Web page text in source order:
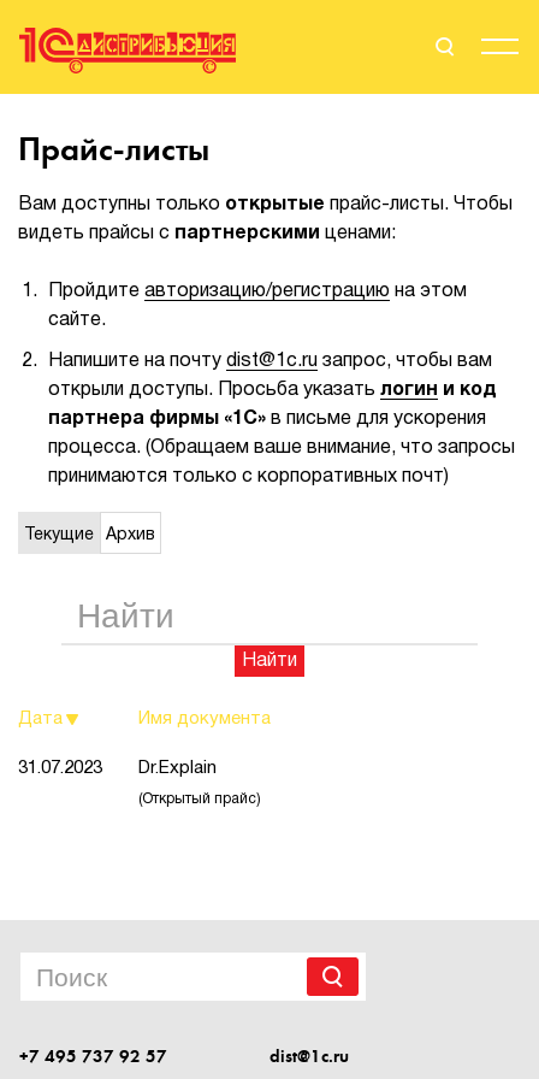
Поиск
Вендоры
Партнерам
События
Сервисы для партнеров
Прайс-листы
Вам доступны только открытые прайс-листы. Чтобы
видеть прайсы с партнерскими ценами:
Пройдите авторизацию/регистрацию на этом
сайте.
Напишите на почту dist@1c.ru запрос, чтобы вам
открыли доступы. Просьба указать логин
и код
партнера фирмы «1С» в письме для ускорения
процесса. (Обращаем ваше внимание, что запросы
принимаются только с корпоративных почт)
Текущие Архив
Найти
Дата Имя документа
31.07.2023 Dr.Explain
(Открытый прайс)
+7 495 737 92 57 dist@1c.ru